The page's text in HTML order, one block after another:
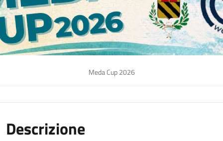
Meda Cup 2026
Descrizione